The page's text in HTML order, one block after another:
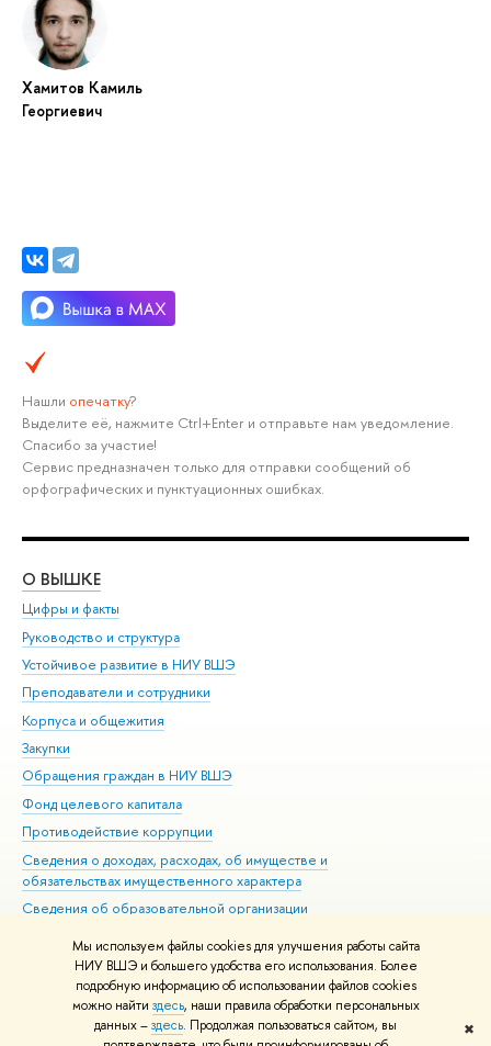
Мы используем файлы cookies для улучшения работы сайта
НИУ ВШЭ и большего удобства его использования. Более
подробную информацию об использовании файлов cookies
можно найти здесь, наши правила обработки персональных
данных –здесь. Продолжая пользоваться сайтом, вы
✖
Хамитов Камиль
Георгиевич
Нашли опечатку?
Выделите её, нажмите Ctrl+Enter и отправьте нам уведомление.
Спасибо за участие!
Сервис предназначен только для отправки сообщений об
орфографических и пунктуационных ошибках.
О ВЫШКЕ
Цифры и факты
Руководство и структура
Устойчивое развитие в НИУ ВШЭ
Преподаватели и сотрудники
Корпуса и общежития
Закупки
Обращения граждан в НИУ ВШЭ
Фонд целевого капитала
Противодействие коррупции
Сведения о доходах, расходах, об имуществе и
обязательствах имущественного характера
Сведения об образовательной организации
Людям с ограниченными возможностями здоровья
Единая платежная страница
Работа в Вышке